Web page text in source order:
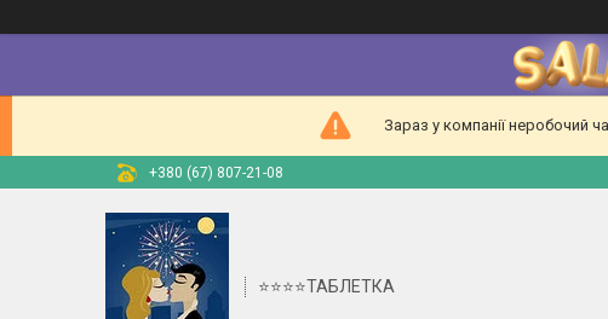
Зараз у компанії неробочий
+380 (67) 807-21-08
⭐⭐⭐⭐ТАБЛЕТКА